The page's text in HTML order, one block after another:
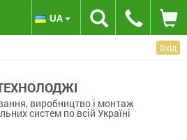
Вхід
виробництво і монтаж
систем по всій Україні
UA